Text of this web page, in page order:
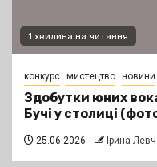
1 хвилина на читання
конкурс мистецтво новини
Здобутки юних
Бучі у столиці
25.06.2026 Ірина